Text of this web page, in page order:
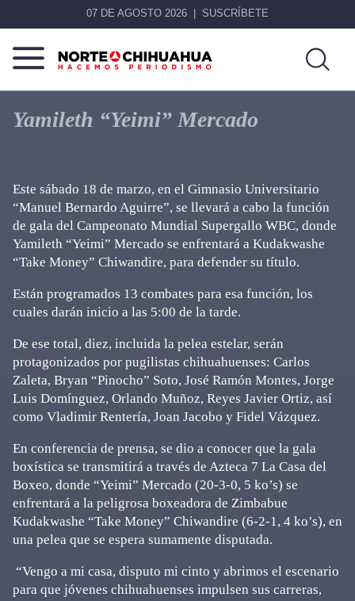
07 DE AGOSTO 2026 SUSCRÍBETE
Norte
De
Chihuahua
Más
que
noticias,
Yamileth “Yeimi” Mercado
Este sábado 18 de marzo, en el Gimnasio Universitario
“Manuel Bernardo Aguirre”, se llevará a cabo la función
de gala del Campeonato Mundial Supergallo WBC, donde
Yamileth “Yeimi” Mercado se enfrentará a Kudakwashe
“Take Money” Chiwandire, para defender su título.
Están programados 13 combates para esa función, los
cuales darán inicio a las 5:00 de la tarde.
De ese total, diez, incluida la pelea estelar, serán
protagonizados por pugilistas chihuahuenses: Carlos
Zaleta, Bryan “Pinocho” Soto, José Ramón Montes, Jorge
Luis Domínguez, Orlando Muñoz, Reyes Javier Ortiz, así
como Vladimir Rentería, Joan Jacobo y Fidel Vázquez.
En conferencia de prensa, se dio a conocer que la gala
boxística se transmitirá a través de Azteca 7 La Casa del
Boxeo, donde “Yeimi” Mercado (20-3-0, 5 ko’s) se
enfrentará a la peligrosa boxeadora de Zimbabue
Kudakwashe “Take Money” Chiwandire (6-2-1, 4 ko’s), en
una pelea que se espera sumamente disputada.
“Vengo a mi casa, disputo mi cinto y abrimos el escenario
para que jóvenes chihuahuenses impulsen sus carreras,